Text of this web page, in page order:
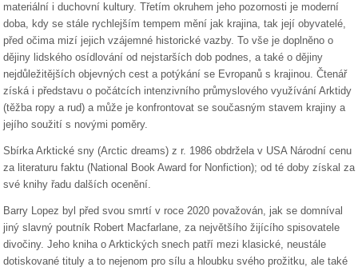
materiální i duchovní kultury. Třetím okruhem jeho pozornosti je moderní
doba, kdy se stále rychlejším tempem mění jak krajina, tak její obyvatelé,
před očima mizí jejich vzájemné historické vazby. To vše je doplněno o
dějiny lidského osídlování od nejstarších dob podnes, a také o dějiny
nejdůležitějších objevných cest a potýkání se Evropanů s krajinou. Čtenář
získá i představu o počátcích intenzivního průmyslového využívání Arktidy
(těžba ropy a rud) a může je konfrontovat se současným stavem krajiny a
jejího soužití s novými poměry.
Sbírka Arktické sny (Arctic dreams) z r. 1986 obdržela v USA Národní cenu
za literaturu faktu (National Book Award for Nonfiction); od té doby získal za
své knihy řadu dalších ocenění.
Barry Lopez byl před svou smrtí v roce 2020 považován, jak se domníval
jiný slavný poutník Robert Macfarlane, za největšího žijícího spisovatele
divočiny. Jeho kniha o Arktických snech patří mezi klasické, neustále
dotiskované tituly a to nejenom pro sílu a hloubku svého prožitku, ale také